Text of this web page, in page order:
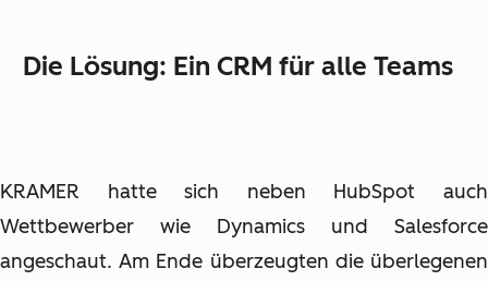
Die Lösung: Ein CRM für alle Teams
KRAMER hatte sich neben HubSpot auch
Wettbewerber wie Dynamics und Salesforce
angeschaut. Am Ende überzeugten die überlegenen